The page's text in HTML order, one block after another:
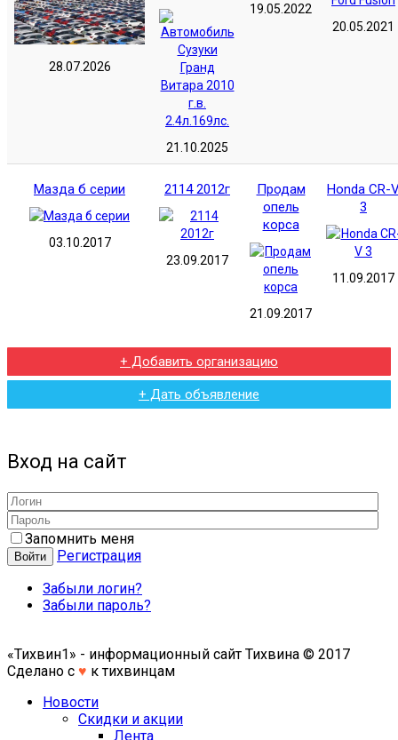
28.07.2026
21.10.2025
19.05.2022
20.05.2021
Мазда б серии
03.10.2017
2114 2012г
23.09.2017
Продам
опель
корса
21.09.2017
Honda CR-
3
11.09.2017
+ Добавить организацию
+ Дать объявление
Вход на сайт
Запомнить меня
Войти
Регистрация
Забыли логин?
Забыли пароль?
«Тихвин1» - информационный сайт Тихвина © 2017
Сделано с ♥ к тихвинцам
Новости
Скидки и акции
Лента